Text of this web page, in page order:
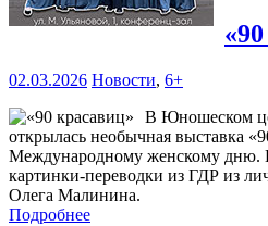
02.03.2026 Новости, 6+
В Юношеском
открылась необычная выставка
Международному женскому дню.
картинки-переводки из ГДР из
Олега Малинина.
Подробнее